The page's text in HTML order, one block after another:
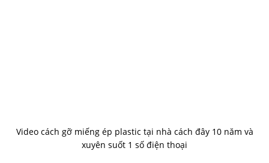
Video cách gỡ miếng ép plastic tại nhà cách đây 10 năm và
xuyên suốt 1 số điện thoại